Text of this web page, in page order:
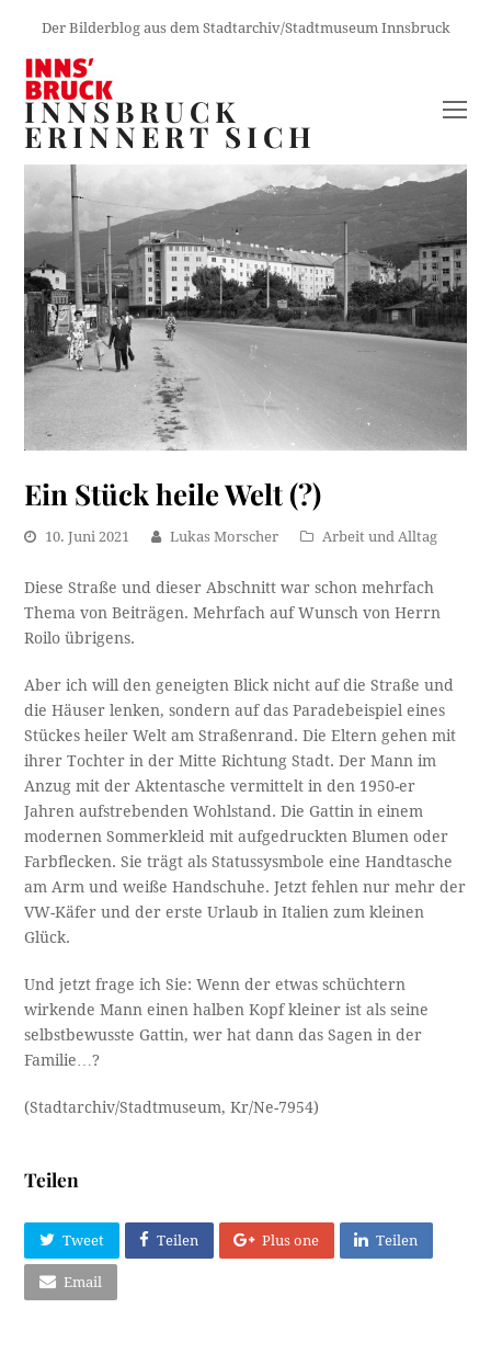
Der Bilderblog aus dem Stadtarchiv/Stadtmuseum Innsbruck
INNSBRUCK
ERINNERT SICH
Ein Stück heile Welt (?)
10. Juni 2021 Lukas Morscher Arbeit und Alltag
Diese Straße und dieser Abschnitt war schon mehrfach
Thema von Beiträgen. Mehrfach auf Wunsch von Herrn
Roilo übrigens.
Aber ich will den geneigten Blick nicht auf die Straße und
die Häuser lenken, sondern auf das Paradebeispiel eines
Stückes heiler Welt am Straßenrand. Die Eltern gehen mit
ihrer Tochter in der Mitte Richtung Stadt. Der Mann im
Anzug mit der Aktentasche vermittelt in den 1950-er
Jahren aufstrebenden Wohlstand. Die Gattin in einem
modernen Sommerkleid mit aufgedruckten Blumen oder
Farbflecken. Sie trägt als Statussysmbole eine Handtasche
am Arm und weiße Handschuhe. Jetzt fehlen nur mehr der
VW-Käfer und der erste Urlaub in Italien zum kleinen
Glück.
Und jetzt frage ich Sie: Wenn der etwas schüchtern
wirkende Mann einen halben Kopf kleiner ist als seine
selbstbewusste Gattin, wer hat dann das Sagen in der
Familie…?
(Stadtarchiv/Stadtmuseum, Kr/Ne-7954)
Teilen
Tweet Teilen Plus one Teilen
Email